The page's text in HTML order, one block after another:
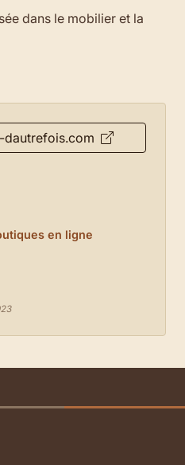
dans le mobilier et la
en ligne